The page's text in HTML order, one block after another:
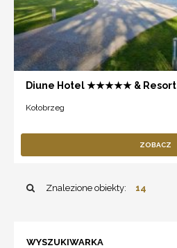
Diune Hotel ★★★★★ & Resort
Kołobrzeg
ZOBACZ
Znalezione obiekty: 14
WYSZUKIWARKA